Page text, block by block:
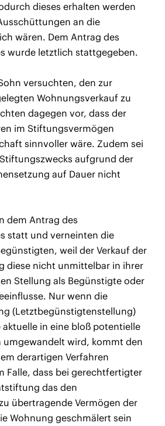
dieses erhalten werden
an die
wären. Dem Antrag des
wurde letztlich stattgegeben.
versuchten, den zur
Wohnungsverkauf zu
dagegen vor, dass der
im Stiftungsvermögen
sinnvoller wäre. Zudem sei
aufgrund der
auf Dauer nicht
dem Antrag des
statt und verneinten die
weil der Verkauf der
diese nicht unmittelbar in ihrer
Stellung als Begünstigte oder
Nur wenn die
(Letztbegünstigtenstellung)
in eine bloß potentielle
umgewandelt wird, kommt den
derartigen Verfahren
Falle, dass bei gerechtfertigter
das den
übertragende Vermögen der
Wohnung geschmälert sein